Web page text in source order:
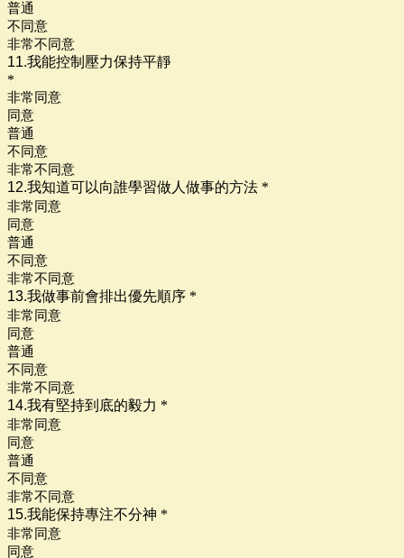
普通
不同意
非常不同意
11.我能控制壓力保持平靜
*
非常同意
同意
普通
不同意
非常不同意
12.我知道可以向誰學習做人做事的方法 *
非常同意
同意
普通
不同意
非常不同意
13.我做事前會排出優先順序 *
非常同意
同意
普通
不同意
非常不同意
14.我有堅持到底的毅力 *
非常同意
同意
普通
不同意
非常不同意
15.我能保持專注不分神 *
非常同意
同意